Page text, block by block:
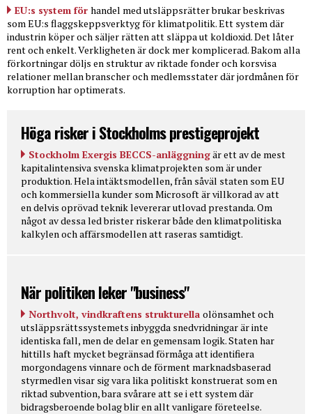
EU:s system för handel med utsläppsrätter brukar beskrivas
som EU:s flaggskeppsverktyg för klimatpolitik. Ett system där
industrin köper och säljer rätten att släppa ut koldioxid. Det låter
rent och enkelt. Verkligheten är dock mer komplicerad. Bakom alla
förkortningar döljs en struktur av riktade fonder och korsvisa
relationer mellan branscher och medlemsstater där jordmånen för
korruption har optimerats.
Höga risker i Stockholms prestigeprojekt
Stockholm Exergis BECCS-anläggningär ett av de mest
kapitalintensiva svenska klimatprojekten som är under
produktion. Hela intäktsmodellen, från såväl staten som EU
och kommersiella kunder som Microsoft är villkorad av att
en delvis oprövad teknik levererar utlovad prestanda. Om
något av dessa led brister riskerar både den klimatpolitiska
kalkylen och affärsmodellen att raseras samtidigt.
När politiken leker "business"
Northvolt, vindkraftens strukturella olönsamhet och
utsläppsrättssystemets inbyggda snedvridningar är inte
identiska fall, men de delar en gemensam logik. Staten har
hittills haft mycket begränsad förmåga att identifiera
morgondagens vinnare och de förment marknadsbaserad
styrmedlen visar sig vara lika politiskt konstruerat som en
riktad subvention, bara svårare att se i ett system där
bidragsberoende bolag blir en allt vanligare företeelse.